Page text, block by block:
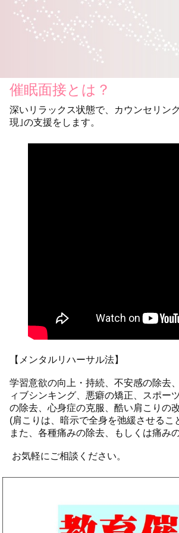
催眠面接とは？
深いリラックス状態で、カウンセリン
現｣の支援をします。
【メンタルリハーサル法】
学習意欲の向上・持続、不安感の除去
ィブシンキング、悪癖の矯正、スポー
の除去、心身症の克服、酷い肩こりの
(肩こりは、暗示で全身を弛緩させる
また、各種痛みの除去、もしくは痛み
お気軽にご相談ください。